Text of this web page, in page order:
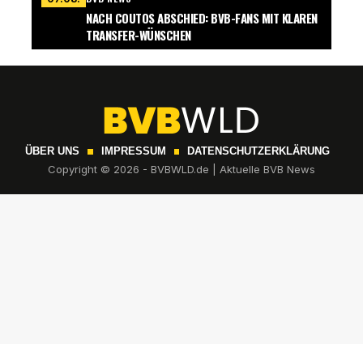
NACH COUTOS ABSCHIED: BVB-FANS MIT KLAREN
TRANSFER-WÜNSCHEN
ÜBER UNS IMPRESSUM DATENSCHUTZERKLÄRUNG
Copyright © 2026 - BVBWLD.de | Aktuelle BVB News